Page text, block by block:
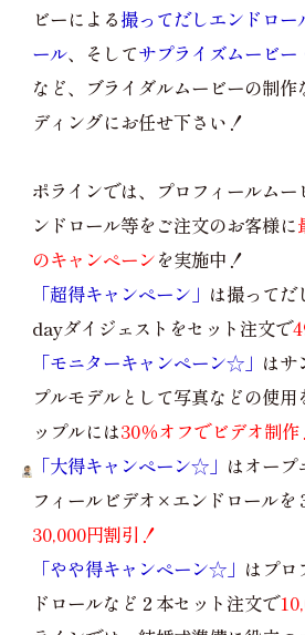
ビーによる撮ってだしエンドロー
ール、そしてサプライズムービー
など、ブライダルムービーの制作
ディングにお任せ下さい！
ポラインでは、プロフィールム
ンドロール等をご注文のお客様に
のキャンペーンを実施中！
「超得キャンペーン」 は撮ってだ
dayダイジェストをセット注文で
「モニターキャンペーン☆」 はサ
プルモデルとして写真などの使
ップルには30％オフでビデオ制作
「大得キャンペーン☆」 はオー
フィールビデオ×エンドロールを
30,000円割引！
「やや得キャンペーン☆」 はプ
ドロールなど２本セット注文で